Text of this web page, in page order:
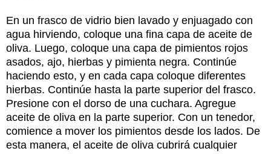
En un frasco de vidrio bien lavado y enjuagado con
agua hirviendo, coloque una fina capa de aceite de
oliva. Luego, coloque una capa de pimientos rojos
asados, ajo, hierbas y pimienta negra. Continúe
haciendo esto, y en cada capa coloque diferentes
hierbas. Continúe hasta la parte superior del frasco.
Presione con el dorso de una cuchara. Agregue
aceite de oliva en la parte superior. Con un tenedor,
comience a mover los pimientos desde los lados. De
esta manera, el aceite de oliva cubrirá cualquier